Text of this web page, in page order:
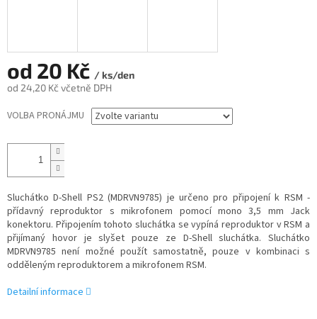
od 20 Kč / ks/den
od 24,20 Kč včetně DPH
cena:
VOLBA PRONÁJMU
Sluchátko D-Shell PS2 (MDRVN9785) je určeno pro připojení k RSM -
přídavný reproduktor s mikrofonem pomocí mono 3,5 mm Jack
konektoru. Připojením tohoto sluchátka se vypíná reproduktor v RSM a
přijímaný hovor je slyšet pouze ze D-Shell sluchátka. Sluchátko
MDRVN9785 není možné použít samostatně, pouze v kombinaci s
odděleným reproduktorem a mikrofonem RSM.
Detailní informace